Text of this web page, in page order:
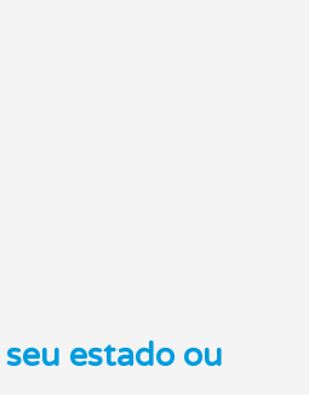
estado ou